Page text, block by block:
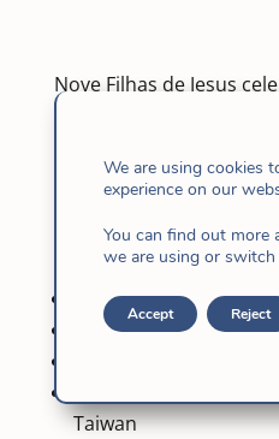
Nove Filhas de Jesus
duas de Espanha, uma
por suas vidas
Teodora Antonio
María Luisa Berzosa
Taiwan
We are using cookies
experience on our
You can find out more
we are using or
Accept Reject